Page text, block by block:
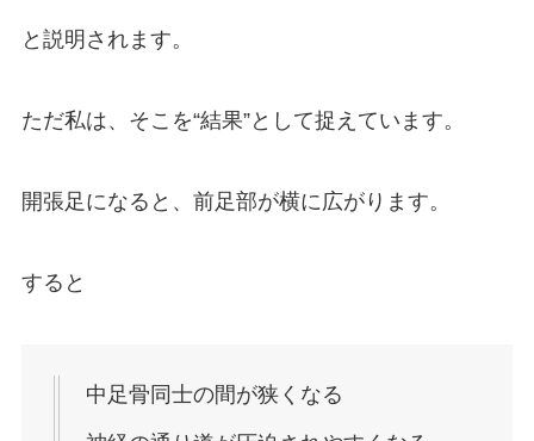
と説明されます。
ただ私は、そこを“結果”として捉えています。
開張足になると、前足部が横に広がります。
すると
中足骨同士の間が狭くなる